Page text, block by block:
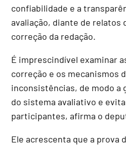
confiabilidade e a
avaliação, diante de relatos
correção da redação.
É imprescindível examinar
correção e os mecanismos
inconsistências, de modo a
do sistema avaliativo e
participantes, afirma o
Ele acrescenta que a prova